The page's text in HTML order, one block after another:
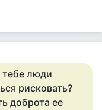
тебе люди
рисковать?
доброта ее